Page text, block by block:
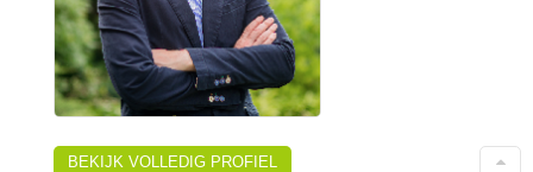
BEKIJK VOLLEDIG PROFIEL